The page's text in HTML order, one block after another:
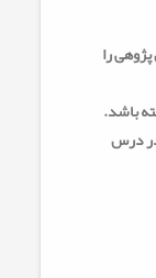
را
باشد.
درس